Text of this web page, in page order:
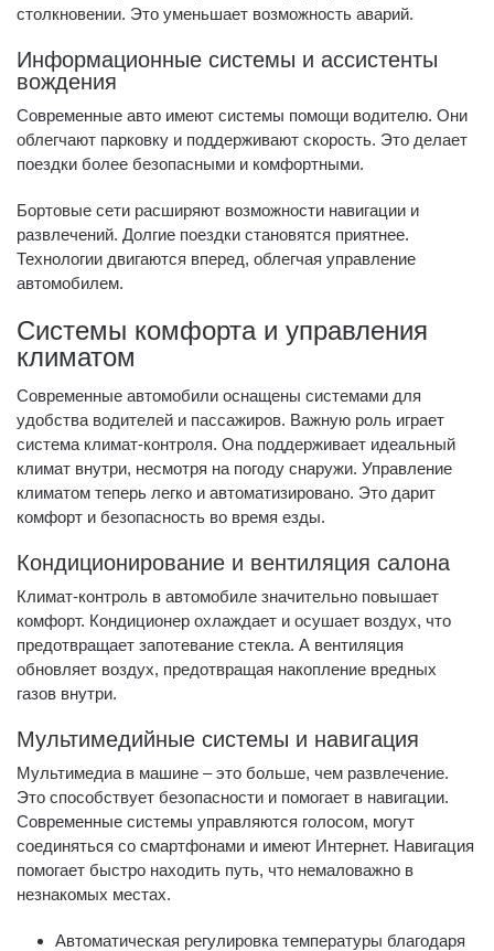
столкновении. Это уменьшает возможность аварий.
Информационные системы и ассистенты
вождения
Современные авто имеют системы помощи водителю. Они
облегчают парковку и поддерживают скорость. Это делает
поездки более безопасными и комфортными.
Бортовые сети расширяют возможности навигации и
развлечений. Долгие поездки становятся приятнее.
Технологии двигаются вперед, облегчая управление
автомобилем.
Системы комфорта и управления
климатом
Современные автомобили оснащены системами для
удобства водителей и пассажиров. Важную роль играет
система климат-контроля. Она поддерживает идеальный
климат внутри, несмотря на погоду снаружи. Управление
климатом теперь легко и автоматизировано. Это дарит
комфорт и безопасность во время езды.
Кондиционирование и вентиляция салона
Климат-контроль в автомобиле значительно повышает
комфорт. Кондиционер охлаждает и осушает воздух, что
предотвращает запотевание стекла. А вентиляция
обновляет воздух, предотвращая накопление вредных
газов внутри.
Мультимедийные системы и навигация
Мультимедиа в машине – это больше, чем развлечение.
Это способствует безопасности и помогает в навигации.
Современные системы управляются голосом, могут
соединяться со смартфонами и имеют Интернет. Навигация
помогает быстро находить путь, что немаловажно в
незнакомых местах.
Автоматическая регулировка температуры благодаря